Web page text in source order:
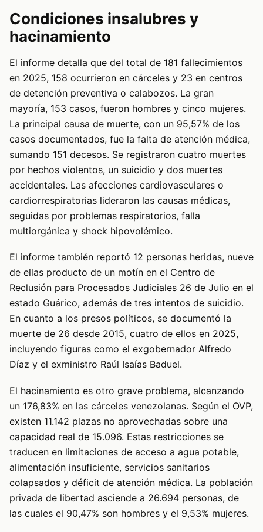
Condiciones insalubres y
hacinamiento
El informe detalla que del total de 181 fallecimientos
en 2025, 158 ocurrieron en cárceles y 23 en centros
de detención preventiva o calabozos. La gran
mayoría, 153 casos, fueron hombres y cinco mujeres.
La principal causa de muerte, con un 95,57% de los
casos documentados, fue la falta de atención médica,
sumando 151 decesos. Se registraron cuatro muertes
por hechos violentos, un suicidio y dos muertes
accidentales. Las afecciones cardiovasculares o
cardiorrespiratorias lideraron las causas médicas,
seguidas por problemas respiratorios, falla
multiorgánica y shock hipovolémico.
El informe también reportó 12 personas heridas, nueve
de ellas producto de un motín en el Centro de
Reclusión para Procesados Judiciales 26 de Julio en el
estado Guárico, además de tres intentos de suicidio.
En cuanto a los presos políticos, se documentó la
muerte de 26 desde 2015, cuatro de ellos en 2025,
incluyendo figuras como el exgobernador Alfredo
Díaz y el exministro Raúl Isaías Baduel.
El hacinamiento es otro grave problema, alcanzando
un 176,83% en las cárceles venezolanas. Según el OVP,
existen 11.142 plazas no aprovechadas sobre una
capacidad real de 15.096. Estas restricciones se
traducen en limitaciones de acceso a agua potable,
alimentación insuficiente, servicios sanitarios
colapsados y déficit de atención médica. La población
privada de libertad asciende a 26.694 personas, de
las cuales el 90,47% son hombres y el 9,53% mujeres.